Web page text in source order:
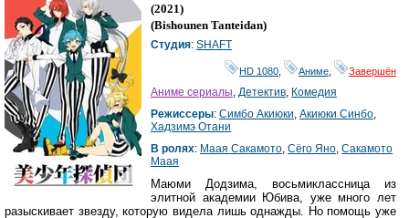
(2021)
(Bishounen Tanteidan)
Студия: SHAFT
HD 1080 Аниме Завершён
Аниме сериалы Детектив Комедия
Режиссеры: Симбо Акиюки Акиюки Синбо
Хадзимэ Отани
В ролях: Маая Сакамото Сёго Яно Сакамото
Маая
Маюми Додзима, восьмиклассница из
элитной академии Юбива, уже много лет
разыскивает звезду, которую видела лишь однажды. Но помощь уже